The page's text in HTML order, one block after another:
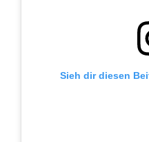
Sieh dir diesen